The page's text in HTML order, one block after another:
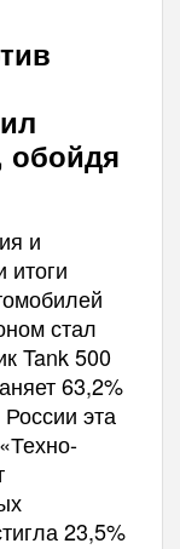
обойдя
и
стал
Tank 500
63,2%
эта
23,5%